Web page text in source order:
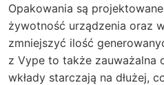
Opakowania są
żywotność urządzenia oraz
zmniejszyć ilość
z Vype to także zauważalna
wkłady starczają na dłużej,